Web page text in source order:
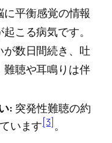
に平衡感覚の情報
こる病気です。
数日間続き、吐
聴や耳鳴りは伴
: 突発性難聴の約
います[3]。